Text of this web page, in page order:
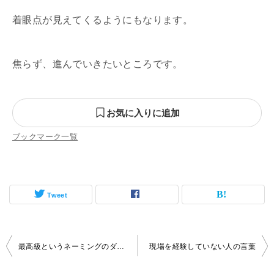
着眼点が見えてくるようにもなります。
焦らず、進んでいきたいところです。
お気に入りに追加
ブックマーク一覧
Tweet
投
現場を経験していない人の言葉